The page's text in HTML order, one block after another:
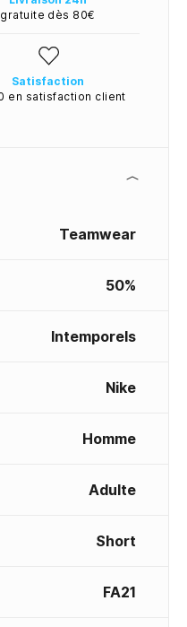
gratuite dès 80€
Satisfaction
en satisfaction client
Teamwear
50%
Intemporels
Nike
Homme
Adulte
Short
FA21